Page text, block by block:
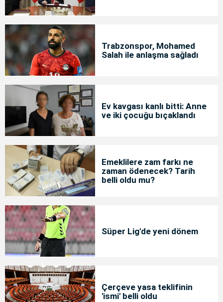
Trabzonspor, Mohamed
Salah ile anlaşma sağladı
Ev kavgası kanlı bitti: Anne
ve iki çocuğu bıçaklandı
Emeklilere zam farkı ne
zaman ödenecek? Tarih
belli oldu mu?
Süper Lig'de yeni dönem
Çerçeve yasa teklifinin
'ismi' belli oldu